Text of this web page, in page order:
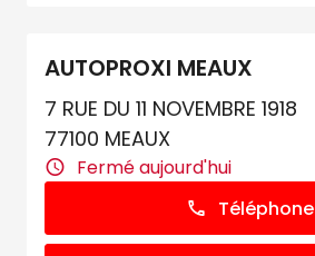
AUTOPROXI MEAUX
7 RUE DU 11 NOVEMBRE 1918
77100 MEAUX
Fermé aujourd'hui
Téléphone